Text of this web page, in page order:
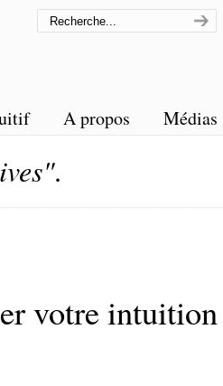
A propos Médias
.
votre intuition